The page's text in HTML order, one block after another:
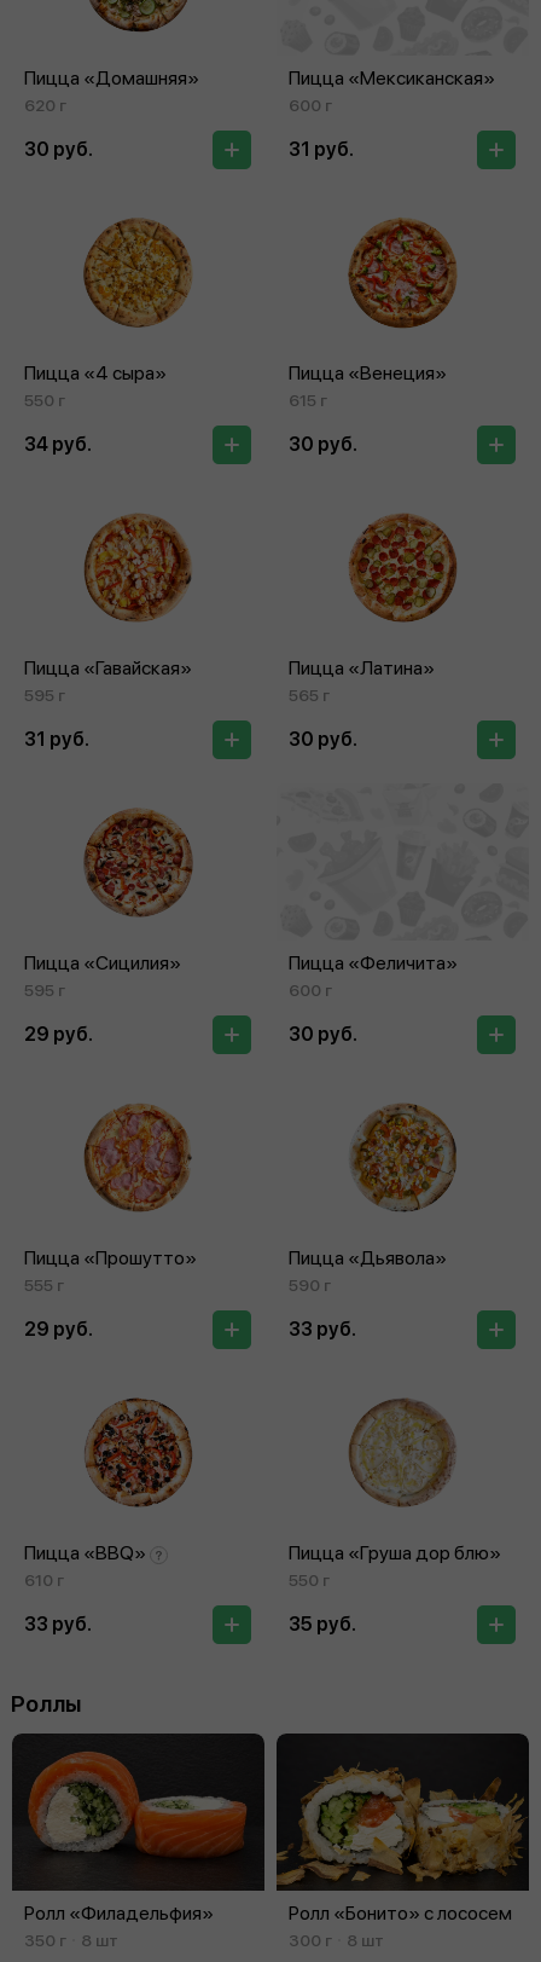
Пицца «Домашняя»
620 г
30 руб.
Пицца «Мексиканская»
600 г
31 руб.
Пицца «4 сыра»
550 г
34 руб.
Пицца «Венеция»
615 г
30 руб.
Пицца «Гавайская»
595 г
31 руб.
Пицца «Латина»
565 г
30 руб.
Пицца «Сицилия»
595 г
29 руб.
Пицца «Феличита»
600 г
30 руб.
Пицца «Прошутто»
555 г
29 руб.
Пицца «Дьявола»
590 г
33 руб.
Пицца «BBQ»
610 г
33 руб.
Пицца «Груша дор блю»
550 г
35 руб.
Роллы
Ролл «Филадельфия»
350 г 8 шт
Ролл «Бонито» с лососем
300 г 8 шт